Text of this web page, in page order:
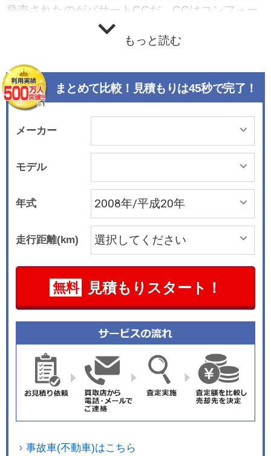
発売されたのがパサートCCだ。CCはコンフォー
ト・クーペを意味するという。インテリアも木目
パネルや本革シートなどがが採用され、高級車に
は直列4気筒2.0リッターの直噴ターボ＋6速AT
と、V型6気筒3.6リッターの自然吸気DOHC＋6速
DSGの2種類で、6気筒エンジンの搭載車はフルタ
イムAWDとなる。フラッグシップセダンにふさわ
しく、最新の技術が積極的に盛り込まれ、アダプ
ティブシャシーコントロール(DCC)やアダプティ
ブクルーズコントロール(ACC)、ディナウディオ
のプレミアムサウンドシステムなどの快適装備の
ほか、安全装備もフロントモニタリングシステム
や少々のパンク穴なら自己修復するモビリティタ
イヤなどが全車またはグレードに応じて装備。カ
ーナビも地上デジタル放送に対応した最新のHDD
ナビゲーションが用意されている。
もっと読む
まとめて比較！見積もりは45秒で完了！
メーカー
モデル
年式
走行距離(km)
無料 見積もりスタート！
事故車(不動車)はこちら